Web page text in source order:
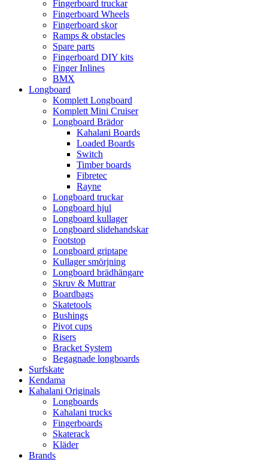
Fingerboard truckar
Fingerboard Wheels
Fingerboard skor
Ramps & obstacles
Spare parts
Fingerboard DIY kits
Finger Inlines
BMX
Longboard
Komplett Longboard
Komplett Mini Cruiser
Longboard Brädor
Kahalani Boards
Loaded Boards
Switch
Timber boards
Fibretec
Rayne
Longboard truckar
Longboard hjul
Longboard kullager
Longboard slidehandskar
Footstop
Longboard griptape
Kullager smörjning
Longboard brädhängare
Skruv & Muttrar
Boardbags
Skatetools
Bushings
Pivot cups
Risers
Bracket System
Begagnade longboards
Surfskate
Kendama
Kahalani Originals
Longboards
Kahalani trucks
Fingerboards
Skaterack
Kläder
Brands